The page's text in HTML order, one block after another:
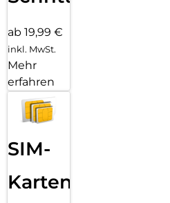
ab 19,99 €
inkl. MwSt.
Mehr
erfahren
SIM-
Karten